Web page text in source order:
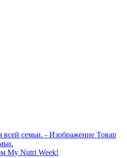
Товар
My Nutri Week!